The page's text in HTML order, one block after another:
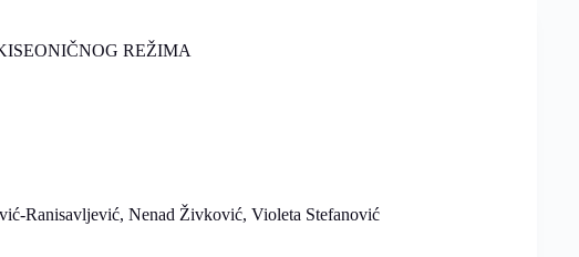
REŽIMA
Ranisavljević, Nenad Živković, Violeta Stefanović